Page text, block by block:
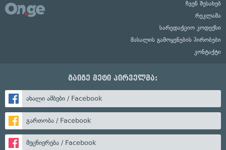
ჩვენ შესახებ
რეკლამა
სარედაქციო კოდექსი
მასალის გამოყენების პირობები
კონტაქტი
გაიგე მეტი პირველმა:
ახალი ამბები / Facebook
გართობა / Facebook
მეცნიერება / Facebook